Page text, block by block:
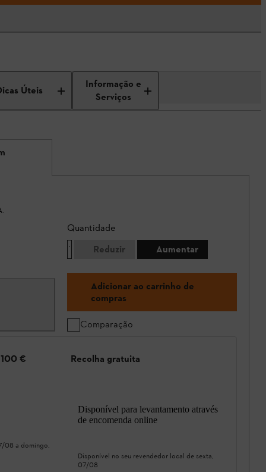
Úteis
Informação e
Serviços
Quantidade
Reduzir
Aumentar
Adicionar ao carrinho de
compras
Comparação
€
08 a domingo,
Recolha gratuita
Disponível para levantamento através
de encomenda online
Disponível no seu revendedor local de sexta,
07/08